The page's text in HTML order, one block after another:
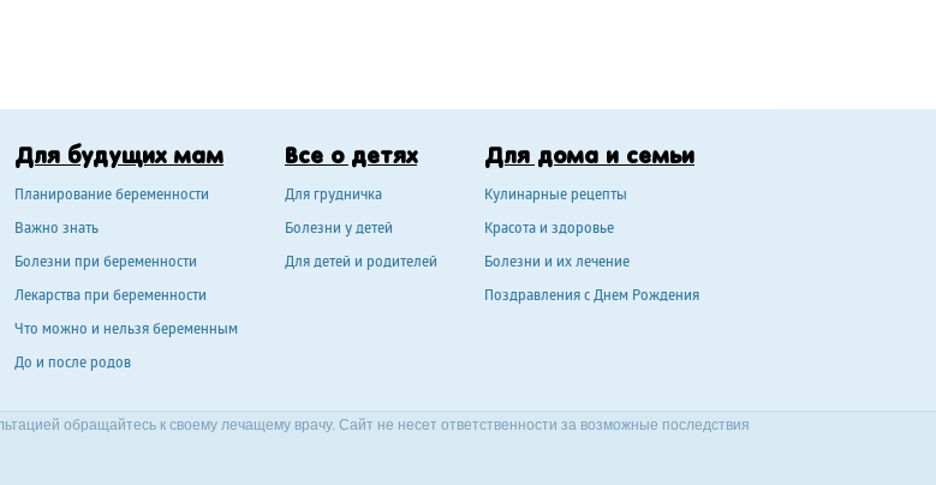
Для будущих мам
Планирование беременности
Важно знать
Болезни при беременности
Лекарства при беременности
Что можно и нельзя беременным
До и после родов
Все о детях
Для грудничка
Болезни у детей
Для детей и родителей
Для дома и семьи
Кулинарные рецепты
Красота и здоровье
Болезни и их лечение
Поздравления с Днем Рождения
обращайтесь к своему лечащему врачу. Сайт не несет ответственности за возможные последствия